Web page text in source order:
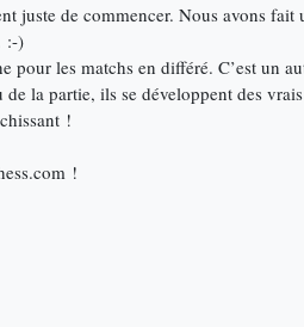
juste de commencer. Nous avons fait
:-)
pour les matchs en différé. C’est un
la partie, ils se développent des
!
!